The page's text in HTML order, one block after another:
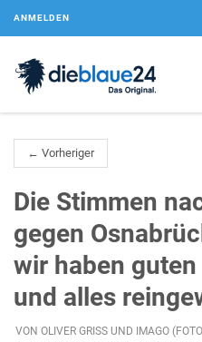
ANMELDEN
← Vorheriger
Die Stimmen
gegen
wir haben
und alles
VON OLIVER GRISS UND IMAGO